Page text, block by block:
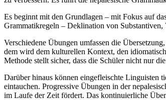
Es beginnt mit den Grundlagen – mit Fokus auf
Grammatikregeln – Deklination von
Verschiedene Übungen umfassen die
dem wird dem kulturellen Kontext, den
Methode stellt sicher, dass die Schüler nicht nur
Darüber hinaus können eingefleischte Linguisten
eintauchen. Progressive Übungen in der
im Laufe der Zeit fördert. Das kontinuierliche